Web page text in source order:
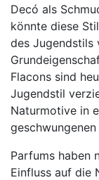
Decó als
könnte diese
des Jugendstils
Flacons sind
Jugendstil
Naturmotive in
Parfums haben
Einfluss auf die